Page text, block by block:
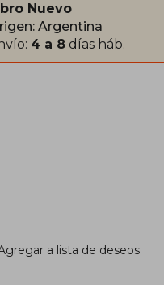
Nuevo
Argentina
4 a 8 días háb.
a lista de deseos